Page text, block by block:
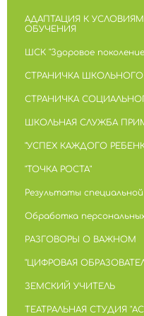
АДАПТАЦИЯ К
ОБУЧЕНИЯ
ШСК "Здоровое
СТРАНИЧКА
СТРАНИЧКА
ШКОЛЬНАЯ СЛУЖБА
"УСПЕХ КАЖДОГО
"ТОЧКА РОСТА"
Результаты
Обработка
РАЗГОВОРЫ О ВАЖНОМ
"ЦИФРОВАЯ
ЗЕМСКИЙ УЧИТЕЛЬ
ТЕАТРАЛЬНАЯ СТУДИЯ